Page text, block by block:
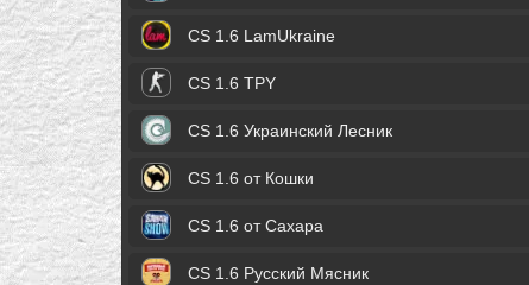
CS 1.6 LamUkraine
CS 1.6 TPY
CS 1.6 Украинский Лесник
CS 1.6 от Кошки
CS 1.6 от Сахара
CS 1.6 Русский Мясник